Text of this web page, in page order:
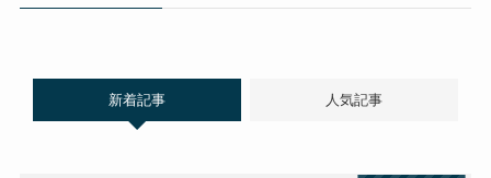
新着記事 人気記事